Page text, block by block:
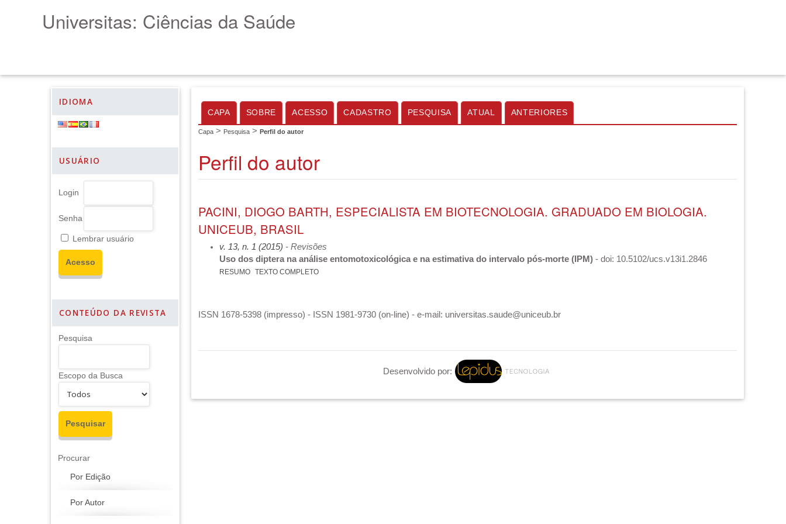
Universitas: Ciências da Saúde
IDIOMA
USUÁRIO
Login
Senha
Lembrar usuário
CONTEÚDO DA REVISTA
Pesquisa
Escopo da Busca
Procurar
Por Edição
Por Autor
CAPA SOBRE ACESSO CADASTRO PESQUISA ATUAL ANTERIORES
Capa > Pesquisa > Perfil do autor
Perfil do autor
PACINI, DIOGO BARTH, ESPECIALISTA EM BIOTECNOLOGIA. GRADUADO EM BIOLOGIA.
UNICEUB, BRASIL
v. 13, n. 1 (2015) - Revisões
Uso dos diptera na análise entomotoxicológica e na estimativa do intervalo pós-morte (IPM) - doi: 10.5102/ucs.v13i1.2846
RESUMO TEXTO COMPLETO
ISSN 1678-5398 (impresso) - ISSN 1981-9730 (on-line) - e-mail: universitas.saude@uniceub.br
Desenvolvido por: